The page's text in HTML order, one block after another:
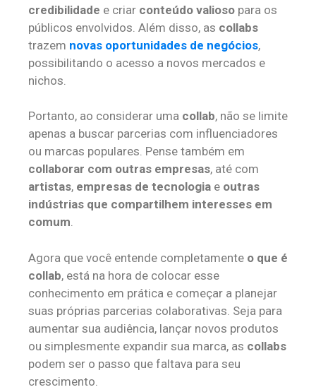
credibilidade e criar conteúdo valioso para os
públicos envolvidos. Além disso, as collabs
trazem novas oportunidades de negócios,
possibilitando o acesso a novos mercados e
nichos.
Portanto, ao considerar uma collab, não se limite
apenas a buscar parcerias com influenciadores
ou marcas populares. Pense também em
collaborar com outras empresas, até com
artistas, empresas de tecnologia e outras
indústrias que compartilhem interesses em
comum.
Agora que você entende completamente o que é
collab, está na hora de colocar esse
conhecimento em prática e começar a planejar
suas próprias parcerias colaborativas. Seja para
aumentar sua audiência, lançar novos produtos
ou simplesmente expandir sua marca, as collabs
podem ser o passo que faltava para seu
crescimento.